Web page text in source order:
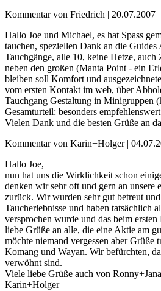
Kommentar von Friedrich | 20.07.2007
Hallo Joe und Michael, es hat Spass
tauchen, speziellen Dank an die
Tauchgänge, alle 10, keine Hetze,
neben den großen (Manta Point - ein
bleiben soll Komfort und
vom ersten Kontakt im web, über
Tauchgang Gestaltung in Minigruppen
Gesamturteil: besonders
Vielen Dank und die besten Grüße an
Kommentar von Karin+Holger |
Hallo Joe,
nun hat uns die Wirklichkeit schon
denken wir sehr oft und gern an unsere
zurück. Wir wurden sehr gut betreut
Taucherlebnisse und haben tatsächlich
versprochen wurde und das beim
liebe Grüße an alle, die eine Aktie am
möchte niemand vergessen aber Grüße
Komang und Wayan. Wir befürchten,
verwöhnt sind.
Viele liebe Grüße auch von
Karin+Holger